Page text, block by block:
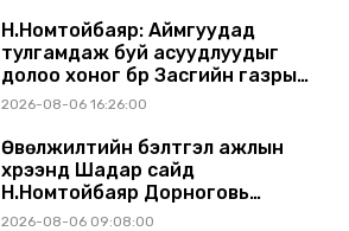
Н.Номтойбаяр: Аймгуудад
тулгамдаж буй асуудлуудыг
долоо хоног бүр Засгийн газрын
хуралдаанд танилцуулж,
2026-08-06 16:26:00
Өвөлжилтийн бэлтгэл ажлын
хүрээнд Шадар сайд
Н.Номтойбаяр Дорноговь
аймагт ажиллав
2026-08-06 09:08:00